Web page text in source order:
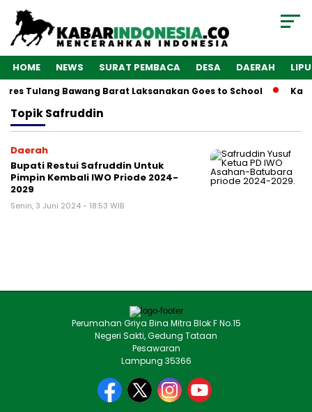
HOME NEWS SURAT PEMBACA DESA DAERAH
Tulang Bawang Barat Laksanakan Goes to School
TopikSafruddin
Daerah
Bupati Restui Safruddin Untuk
Pimpin Kembali IWO Priode 2024-
2029
Senin, 3 Juni 2024 - 18:53 WIB
Perumahan Griya Bina Mitra Blok F No.15
Negeri Sakti, Gedung Tataan
Pesawaran
Lampung 35366